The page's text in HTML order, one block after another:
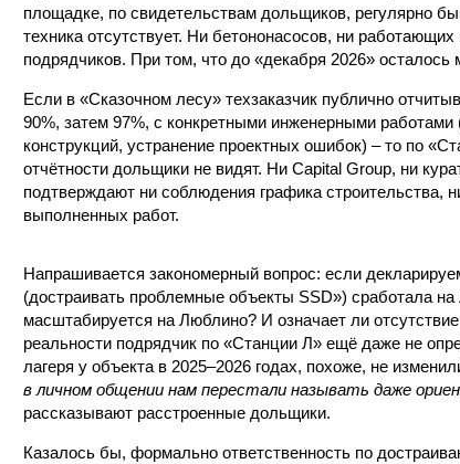
площадке, по свидетельствам дольщиков, регулярно
техника отсутствует. Ни бетононасосов, ни
подрядчиков. При том, что до «декабря 2026» осталось
Если в «Сказочном лесу» техзаказчик публично
90%, затем 97%, с конкретными инженерными
конструкций, устранение проектных ошибок) – то по
отчётности дольщики не видят. Ни Capital Group, ни
подтверждают ни соблюдения графика строительства,
выполненных работ.
Напрашивается закономерный вопрос: если
(достраивать проблемные объекты SSD») сработала
масштабируется на Люблино? И означает ли
реальности подрядчик по «Станции Л» ещё даже не
лагеря у объекта в 2025–2026 годах, похоже, не
в личном общении нам перестали называть даже
рассказывают расстроенные дольщики.
Казалось бы, формально ответственность по